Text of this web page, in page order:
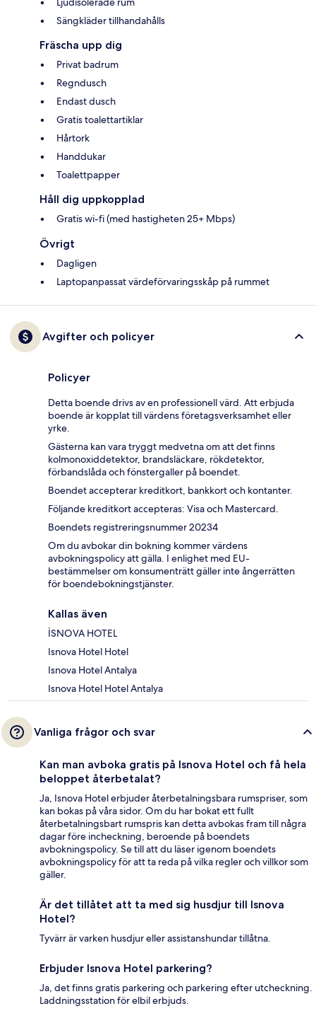
Sängkläder tillhandahålls
Fräscha upp dig
Privat badrum
Regndusch
Endast dusch
Gratis toalettartiklar
Hårtork
Handdukar
Toalettpapper
Håll dig uppkopplad
Gratis wi-fi (med hastigheten 25+ Mbps)
Övrigt
Dagligen
Laptopanpassat värdeförvaringsskåp på rummet
Avgifter och policyer
Policyer
Detta boende drivs av en professionell värd. Att erbjuda
boende är kopplat till värdens företagsverksamhet eller
yrke.
Gästerna kan vara tryggt medvetna om att det finns
kolmonoxiddetektor, brandsläckare, rökdetektor,
förbandslåda och fönstergaller på boendet.
Boendet accepterar kreditkort, bankkort och kontanter.
Följande kreditkort accepteras: Visa och Mastercard.
Boendets registreringsnummer 20234
Om du avbokar din bokning kommer värdens
avbokningspolicy att gälla. I enlighet med EU-
bestämmelser om konsumenträtt gäller inte ångerrätten
för boendebokningstjänster.
Kallas även
İSNOVA HOTEL
Isnova Hotel Hotel
Isnova Hotel Antalya
Isnova Hotel Hotel Antalya
Vanliga frågor och svar
Kan man avboka gratis på Isnova Hotel och få hela
beloppet återbetalat?
Ja, Isnova Hotel erbjuder återbetalningsbara rumspriser, som
kan bokas på våra sidor. Om du har bokat ett fullt
återbetalningsbart rumspris kan detta avbokas fram till några
dagar före incheckning, beroende på boendets
avbokningspolicy. Se till att du läser igenom boendets
avbokningspolicy för att ta reda på vilka regler och villkor som
gäller.
Är det tillåtet att ta med sig husdjur till Isnova
Hotel?
Tyvärr är varken husdjur eller assistanshundar tillåtna.
Erbjuder Isnova Hotel parkering?
Ja, det finns gratis parkering och parkering efter utcheckning.
Laddningsstation för elbil erbjuds.